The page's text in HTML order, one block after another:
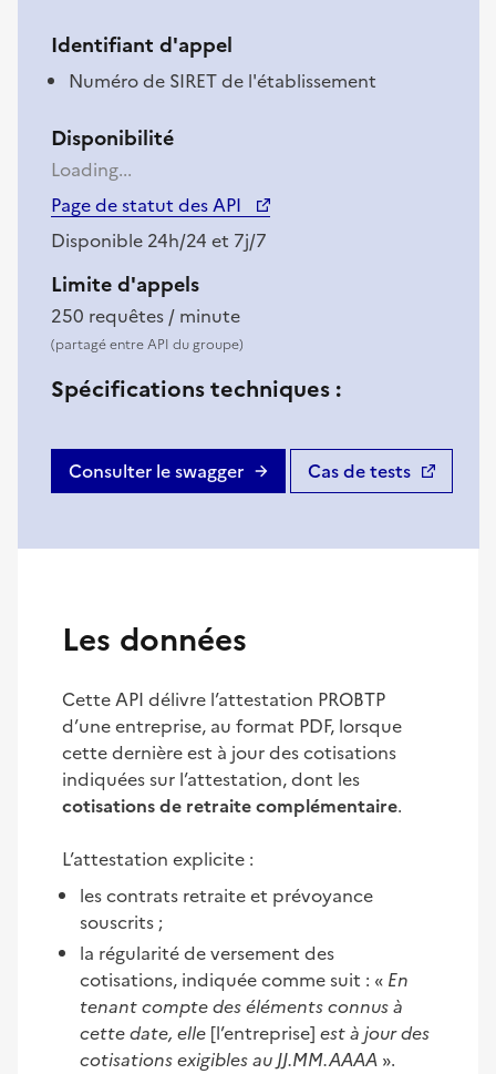
Identifiant d'appel
Numéro de SIRET de l'établissement
Disponibilité
Loading...
Page de statut des API
(nouvelle fenêtre)
Disponible 24h/24 et 7j/7
Limite d'appels
250 requêtes / minute
(partagé entre API du groupe)
Spécifications techniques :
Consulter le swagger Cas de tests
(nouvelle fenêtre)
Les données
Cette API délivre l’attestation PROBTP
d’une entreprise, au format PDF, lorsque
cette dernière est à jour des cotisations
indiquées sur l’attestation, dont les
cotisations de retraite complémentaire.
L’attestation explicite :
les contrats retraite et prévoyance
souscrits ;
la régularité de versement des
cotisations, indiquée comme suit : « En
tenant compte des éléments connus à
cette date, elle [l’entreprise] est à jour des
cotisations exigibles au JJ.MM.AAAA ».